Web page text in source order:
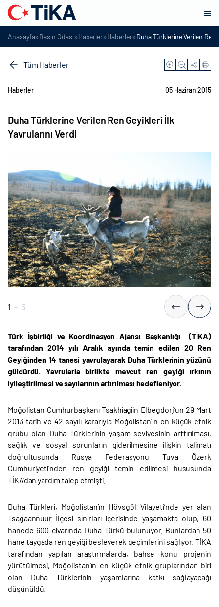
Anasayfa»Basın Odası»Haberler»Haberler»Duha Türklerine Verilen Ren
Tüm Haberler
Haberler 05 Haziran 2015
Duha Türklerine Verilen Ren Geyikleri İlk
Yavrularını Verdi
1 - 5
Türk İşbirliği ve Koordinasyon Ajansı Başkanlığı (TİKA)
tarafından 2014 yılı Aralık ayında temin edilen 20 Ren
Geyiğinden 14 tanesi yavrulayarak Duha Türklerinin yüzünü
güldürdü. Yavrularla birlikte mevcut ren geyiği ırkının
iyileştirilmesi ve sayılarının artırılması hedefleniyor.
Moğolistan Cumhurbaşkanı Tsakhiagiin Elbegdorj’un 29 Mart
2013 tarih ve 42 sayılı kararıyla Moğolistan’ın en küçük etnik
grubu olan Duha Türklerinin yaşam seviyesinin arttırılması,
sağlık ve sosyal sorunların giderilmesine ilişkin talimatı
doğrultusunda Rusya Federasyonu Tuva Özerk
Cumhuriyeti’nden ren geyiği temin edilmesi hususunda
TİKA’dan yardım talep etmişti.
Duha Türkleri, Moğolistan’ın Hövsgöl Vilayeti’nde yer alan
Tsagaannuur İlçesi sınırları içerisinde yaşamakta olup, 60
hanede 600 civarında Duha Türkü bulunuyor. Bunlardan 50
hane taygada ren geyiği besleyerek geçimlerini sağlıyor. TİKA
tarafından yapılan araştırmalarda, bahse konu projenin
yürütülmesi, Moğolistan’ın en küçük etnik gruplarından biri
olan Duha Türklerinin yaşamlarına katkı sağlayacağı
düşünüldü.